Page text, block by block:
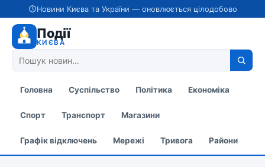
Новини Києва та України — оновлюється цілодобово
Події
КИЄВА
Головна Суспільство Політика Економіка
Спорт Транспорт Магазини
Графік відключень Мережі Тривога Райони